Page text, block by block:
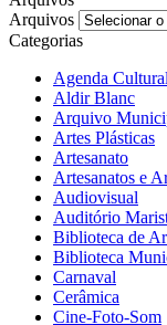
Arquivos
Categorias
Agenda Cultural
Aldir Blanc
Arquivo
Artes Plásticas
Artesanato
Artesanatos e
Audiovisual
Auditório
Biblioteca de
Biblioteca
Carnaval
Cerâmica
Cine-Foto-Som